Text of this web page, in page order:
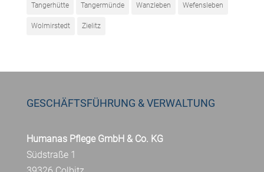
Tangerhütte Tangermünde Wanzleben Wefensleben
Wolmirstedt Zielitz
GESCHÄFTSFÜHRUNG & VERWALTUNG
Humanas Pflege GmbH & Co. KG
Südstraße 1